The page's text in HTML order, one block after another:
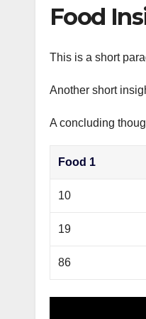
Food
This is a short
Another short
A concluding
Food 1
10
19
86